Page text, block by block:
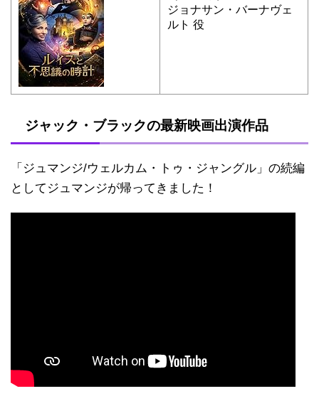
ジョナサン・バーナヴェ
ルト 役
ジャック・ブラックの最新映画出演作品
「ジュマンジ/ウェルカム・トゥ・ジャングル」の続編
としてジュマンジが帰ってきました！